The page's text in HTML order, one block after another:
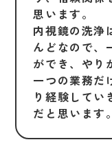
思います。
内視鏡の洗浄
んどなので、
ができ、やり
一つの業務だ
り経験してい
だと思います。